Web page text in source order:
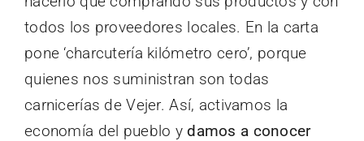
todos los proveedores locales. En la carta
pone ‘charcutería kilómetro cero’, porque
quienes nos suministran son todas
carnicerías de Vejer. Así, activamos la
economía del pueblo y damos a conocer